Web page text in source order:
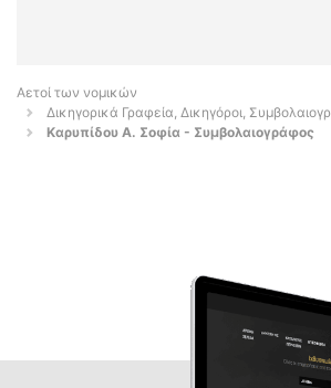
Αετοί των νομικών
Δικηγορικά Γραφεία, Δικηγόροι,
Καρυπίδου Α. Σοφία - Συμβολαιογράφος